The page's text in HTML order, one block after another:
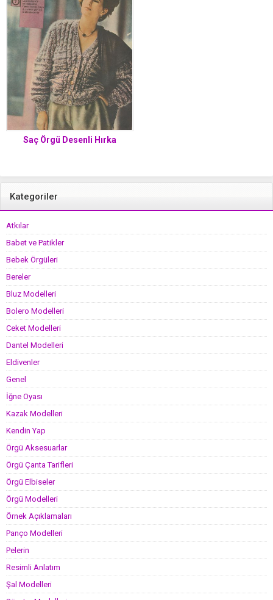
Saç Örgü Desenli Hırka
Kategoriler
Atkılar
Babet ve Patikler
Bebek Örgüleri
Bereler
Bluz Modelleri
Bolero Modelleri
Ceket Modelleri
Dantel Modelleri
Eldivenler
Genel
İğne Oyası
Kazak Modelleri
Kendin Yap
Örgü Aksesuarlar
Örgü Çanta Tarifleri
Örgü Elbiseler
Örgü Modelleri
Örnek Açıklamaları
Panço Modelleri
Pelerin
Resimli Anlatım
Şal Modelleri